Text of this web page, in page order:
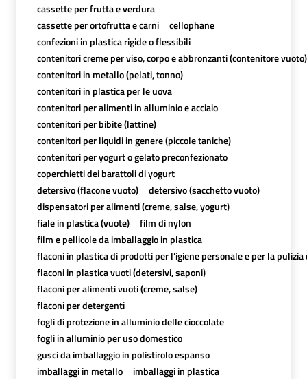
cassette per frutta e verdura
cassette per ortofrutta e carni
cellophane
confezioni in plastica rigide o flessibili
contenitori creme per viso, corpo e abbronzanti (contenitore vuoto)
contenitori in metallo (pelati, tonno)
contenitori in plastica per le uova
contenitori per alimenti in alluminio e acciaio
contenitori per bibite (lattine)
contenitori per liquidi in genere (piccole taniche)
contenitori per yogurt o gelato preconfezionato
coperchietti dei barattoli di yogurt
detersivo (flacone vuoto)
detersivo (sacchetto vuoto)
dispensatori per alimenti (creme, salse, yogurt)
fiale in plastica (vuote)
film di nylon
film e pellicole da imballaggio in plastica
flaconi in plastica di prodotti per l’igiene personale e per la pulizia
flaconi in plastica vuoti (detersivi, saponi)
flaconi per alimenti vuoti (creme, salse)
flaconi per detergenti
fogli di protezione in alluminio delle cioccolate
fogli in alluminio per uso domestico
gusci da imballaggio in polistirolo espanso
imballaggi in metallo
imballaggi in plastica